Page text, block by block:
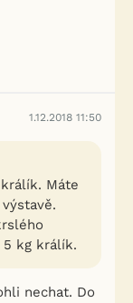
1.12.2018 11:50
Máte
5 kg králík.
nechat. Do